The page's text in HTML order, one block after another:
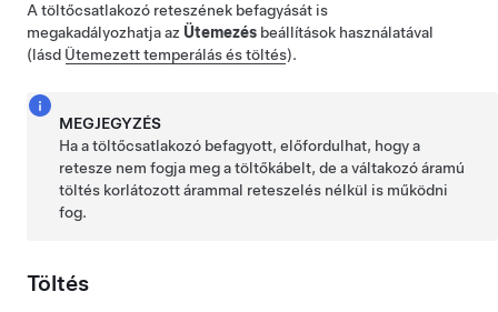
A töltőcsatlakozó reteszének befagyását is
megakadályozhatja az Ütemezés beállítások használatával
(lásd Ütemezett temperálás és töltés).
MEGJEGYZÉS
Ha a töltőcsatlakozó befagyott, előfordulhat, hogy a
retesze nem fogja meg a töltőkábelt, de a váltakozó áramú
töltés korlátozott árammal reteszelés nélkül is működni
fog.
Töltés